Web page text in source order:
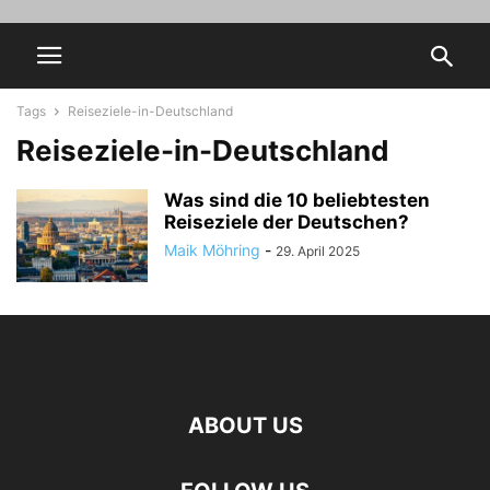
Tags Reiseziele-in-Deutschland
Reiseziele-in-Deutschland
Was sind die 10 beliebtesten
Reiseziele der Deutschen?
Maik Möhring - 29. April 2025
ABOUT US